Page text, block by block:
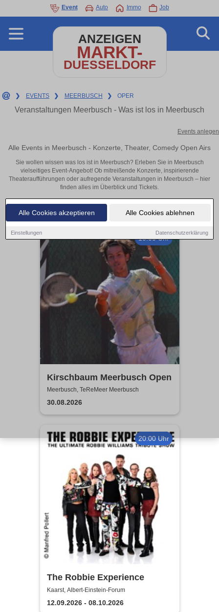
Alle Cookies akzeptieren Alle Cookies ablehnen
Einstellungen Datenschutzerklärung
Event Auto Immo Job
ANZEIGEN
MARKT-
DUESSELDORF
❯ EVENTS ❯ MEERBUSCH ❯ OPER
Veranstaltungen Meerbusch - Was ist los in Meerbusch
Events anlegen
Alle Events in Meerbusch - Konzerte, Theater, Comedy Open Airs
Sie wollen wissen was los ist in Meerbusch? Erleben Sie in Meerbusch
vielseitiges Event-Angebot! Ob mitreißende Konzerte, inspirierende
Theateraufführungen oder aufregende Veranstaltungen in Meerbusch – hier
finden alles im Überblick und Tickets.
10:00 Uhr
Kirschbaum Meerbusch Open
Meerbusch, TeReMeer Meerbusch
30.08.2026
20:00 Uhr
The Robbie Experience
Kaarst, Albert-Einstein-Forum
12.09.2026 - 08.10.2026